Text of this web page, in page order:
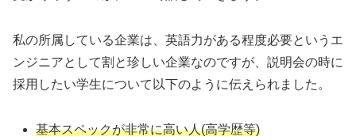
私の所属している企業は、英語力がある程度必要というエ
ンジニアとして割と珍しい企業なのですが、説明会の時に
採用したい学生について以下のように伝えられました。
基本スペックが非常に高い人(高学歴等)